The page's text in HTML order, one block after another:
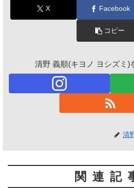
X Facebook
コピー
清野 義順(キヨノ ヨシズミ)
清
関連記